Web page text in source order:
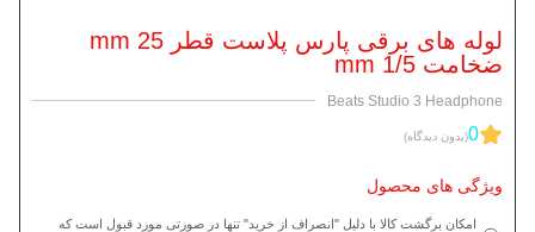
لوله های برقی پارس پلاست قطر 25 mm
ضخامت 1/5 mm
Beats Studio 3 Headphone
0(بدون دیدگاه)
ویژگی های محصول
امکان برگشت کالا با دلیل "انصراف از خرید" تنها در صورتی مورد قبول است که